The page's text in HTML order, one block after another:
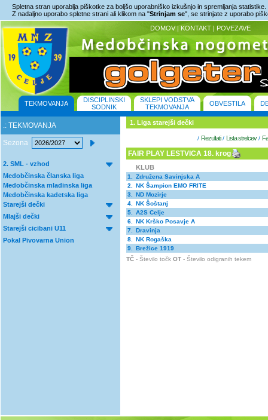
Spletna stran uporablja piškotke za boljšo uporabniško izkušnjo in spremljanja statistike.
Z nadaljno uporabo spletne strani ali klikom na "Strinjam se", se strinjate z uporabo
DOMOV | KONTAKT | POVEZAVE
TEKMOVANJA
DISCIPLINSKI
SODNIK
SKLEPI VODSTVA
TEKMOVANJA
OBVESTILA
.: TEKMOVANJA
Sezona
2. SML - vzhod
Medobčinska članska liga
Medobčinska mladinska liga
Medobčinska kadetska liga
Starejši dečki
Mlajši dečki
Starejši cicibani U11
Pokal Pivovarna Union
1. Liga starejši dečki
/ Rezultati/ Lista strelcev/
FAIR PLAY LESTVICA 18. krog
KLUB
1.
Združena Savinjska A
2.
NK Šampion EMO FRITE
3.
ND Mozirje
4.
NK Šoštanj
5.
A2S Celje
6.
NK Krško Posavje A
7.
Dravinja
8.
NK Rogaška
9.
Brežice 1919
TČ - Število točk OT - Število odigranih tekem